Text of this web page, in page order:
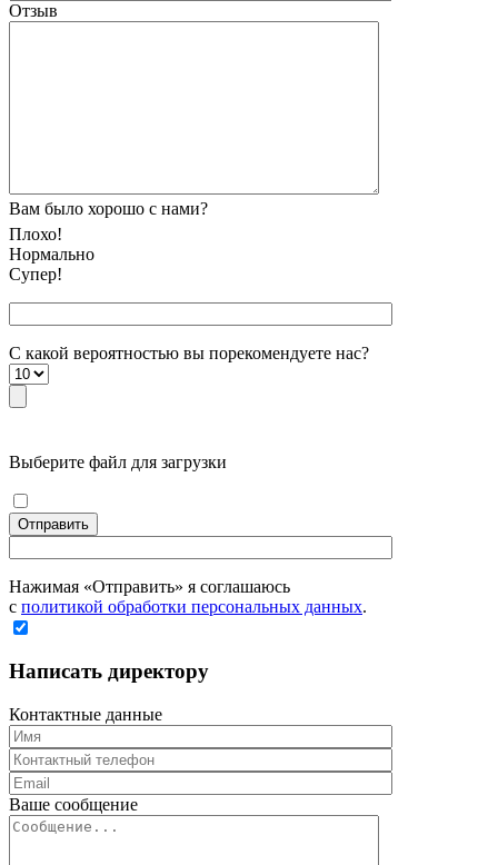
Отзыв
Вам было хорошо с нами?
Плохо!
Нормально
Супер!
С какой вероятностью вы порекомендуете наc?
Выберите файл для загрузки
Отправить
Нажимая «Отправить» я соглашаюсь
с политикой обработки персональных данных.
Написать директору
Контактные данные
Ваше сообщение